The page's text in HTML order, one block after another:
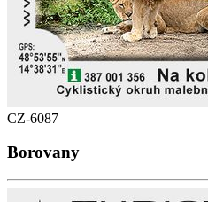
CZ-6087
Borovany